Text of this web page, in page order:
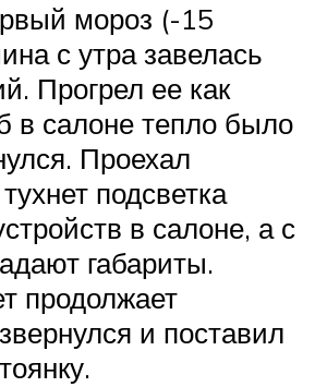
мороз (-15
с утра завелась
Прогрел ее как
в салоне тепло было
Проехал
подсветка
в салоне, а с
габариты.
продолжает
и поставил